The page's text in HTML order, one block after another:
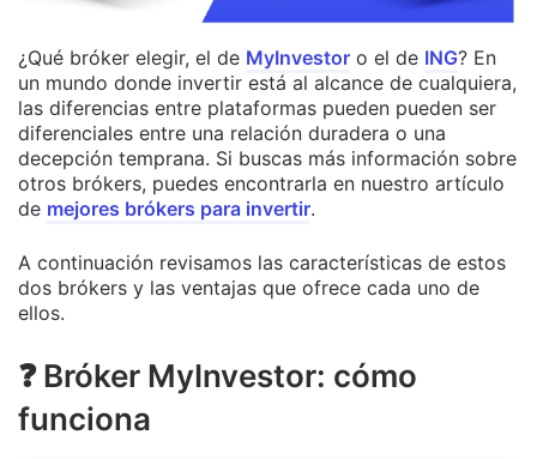
¿Qué bróker elegir, el de MyInvestor o el de ING? En
un mundo donde invertir está al alcance de cualquiera,
las diferencias entre plataformas pueden pueden ser
diferenciales entre una relación duradera o una
decepción temprana. Si buscas más información sobre
otros brókers, puedes encontrarla en nuestro artículo
de mejores brókers para invertir.
A continuación revisamos las características de estos
dos brókers y las ventajas que ofrece cada uno de
ellos.
❓ Bróker MyInvestor: cómo
funciona